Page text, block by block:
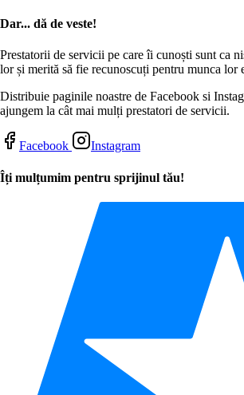
Dar... dă de veste!
Prestatorii de servicii pe care îi cunoști sunt ca
lor și merită să fie recunoscuți pentru munca lor
Distribuie paginile noastre de Facebook si
ajungem la cât mai mulți prestatori de servicii.
Facebook Instagram
Îți mulțumim pentru sprijinul tău!